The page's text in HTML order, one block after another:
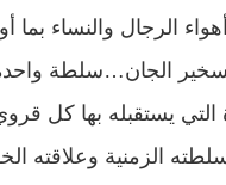
الرجال والنساء بما
الجان…سلطة
يستقبله بها كل
الزمنية وعلاقته